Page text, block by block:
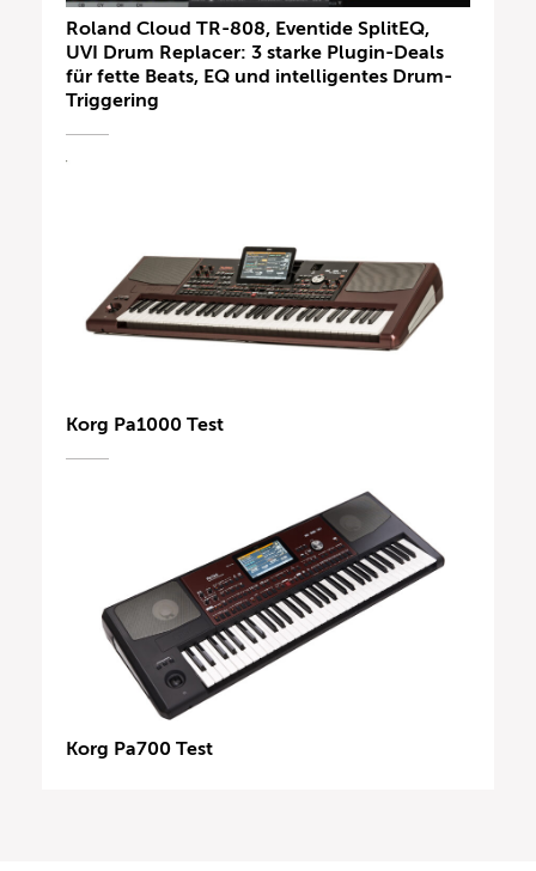
Roland Cloud TR-808, Eventide SplitEQ,
UVI Drum Replacer: 3 starke Plugin-Deals
für fette Beats, EQ und intelligentes Drum-
Triggering
Korg Pa1000 Test
Korg Pa700 Test